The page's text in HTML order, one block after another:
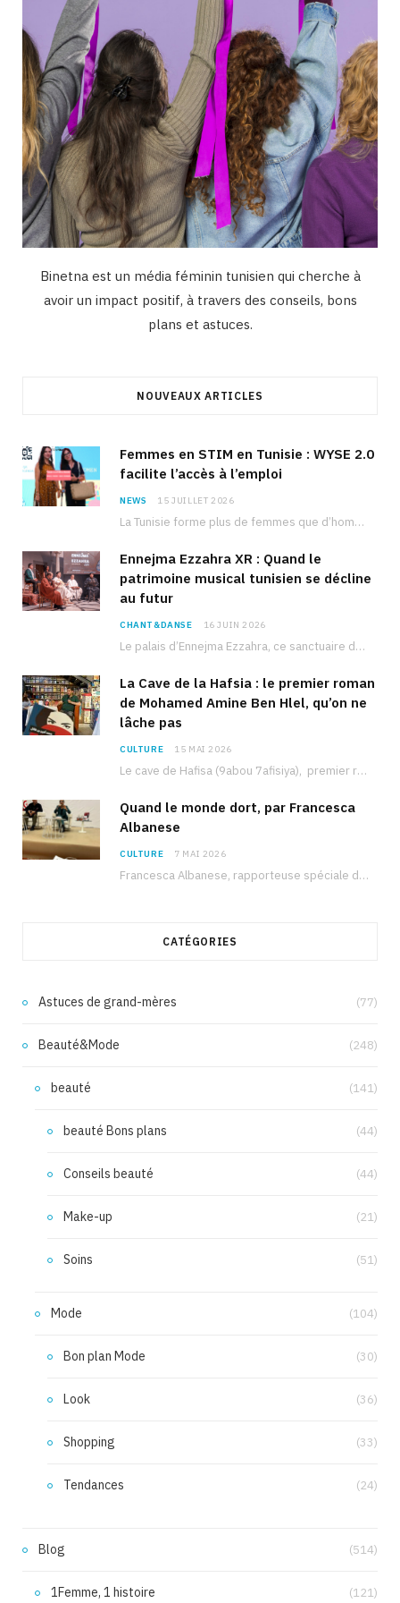
Binetna est un média féminin tunisien qui cherche à
avoir un impact positif, à travers des conseils, bons
plans et astuces.
NOUVEAUX ARTICLES
Femmes en STIM en Tunisie : WYSE 2.0
facilite l’accès à l’emploi
NEWS 15 JUILLET 2026
La Tunisie forme plus de femmes que d’hommes dans les filières scientifiques. Pourtant, pour beaucoup…
Ennejma Ezzahra XR : Quand le
patrimoine musical tunisien se décline
au futur
CHANT&DANSE 16 JUIN 2026
Le palais d’Ennejma Ezzahra, ce sanctuaire de la musique tunisienne et méditerranéenne construit par le…
La Cave de la Hafsia : le premier roman
de Mohamed Amine Ben Hlel, qu’on ne
lâche pas
CULTURE 15 MAI 2026
Le cave de Hafisa (9abou 7afisiya), premier roman du journaliste tunisien Mohamed Amine Ben Hlel,…
Quand le monde dort, par Francesca
Albanese
CULTURE 7 MAI 2026
Francesca Albanese, rapporteuse spéciale de l’ONU sur les territoires palestiniens occupés, était à Tunis pour…
CATÉGORIES
Astuces de grand-mères (77)
Beauté&Mode (248)
beauté (141)
beauté Bons plans (44)
Conseils beauté (44)
Make-up (21)
Soins (51)
Mode (104)
Bon plan Mode (30)
Look (36)
Shopping (33)
Tendances (24)
Blog (514)
1Femme, 1 histoire (121)